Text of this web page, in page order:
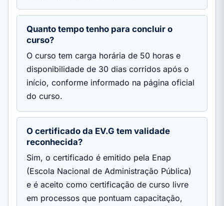
Quanto tempo tenho para concluir o
curso?
O curso tem carga horária de 50 horas e
disponibilidade de 30 dias corridos após o
início, conforme informado na página oficial
do curso.
O certificado da EV.G tem validade
reconhecida?
Sim, o certificado é emitido pela Enap
(Escola Nacional de Administração Pública)
e é aceito como certificação de curso livre
em processos que pontuam capacitação,